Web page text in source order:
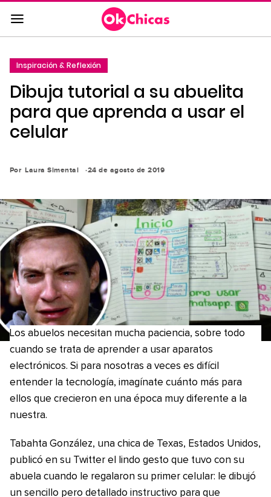
Saltar
al
contenido
la
navegación
principal
Inspiración & Reflexión
Dibuja tutorial a su abuelita
para que aprenda a usar el
celular
Por Laura Simental 24 de agosto de 2019
Los abuelos necesitan mucha paciencia, sobre todo
cuando se trata de aprender a usar aparatos
electrónicos. Si para nosotras a veces es difícil
entender la tecnología, imagínate cuánto más para
ellos que crecieron en una época muy diferente a la
nuestra.
Tabahta González, una chica de Texas, Estados Unidos,
publicó en su Twitter el lindo gesto que tuvo con su
abuela cuando le regalaron su primer celular: le dibujó
un sencillo pero detallado instructivo para que